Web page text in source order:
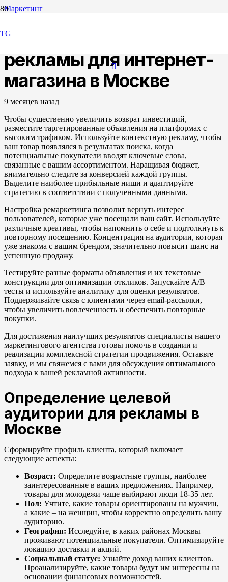
TG
Маркетинг
Масштабирование
рекламы для интернет-
магазина в Москве
9 месяцев назад
Чтобы существенно увеличить возврат инвестиций,
разместите таргетированные объявления на платформах с
высоким трафиком. Используйте контекстную рекламу, чтобы
ваш товар появлялся в результатах поиска, когда
потенциальные покупатели вводят ключевые слова,
связанные с вашим ассортиментом. Наращивая бюджет,
внимательно следите за конверсией каждой группы.
Выделите наиболее прибыльные ниши и адаптируйте
стратегию в соответствии с полученными данными.
Настройка ремаркетинга позволит вернуть интерес
пользователей, которые уже посещали ваш сайт. Используйте
различные креативы, чтобы напомнить о себе и подтолкнуть к
повторному посещению. Концентрация на аудитории, которая
уже знакома с вашим брендом, значительно повысит шанс на
успешную продажу.
Тестируйте разные форматы объявления и их текстовые
конструкции для оптимизации откликов. Запускайте A/B
тесты и используйте аналитику для оценки результатов.
Поддерживайте связь с клиентами через email-рассылки,
чтобы увеличить вовлеченность и обеспечить повторные
покупки.
Для достижения наилучших результатов специалисты нашего
маркетингового агентства готовы помочь в создании и
реализации комплексной стратегии продвижения. Оставьте
заявку, и мы свяжемся с вами для обсуждения оптимального
подхода к вашей рекламной активности.
Определение целевой
аудитории для рекламы в
Москве
Сформируйте профиль клиента, который включает
следующие аспекты:
Возраст: Определите возрастные группы, наиболее
заинтересованные в ваших предложениях. Например,
товары для молодежи чаще выбирают люди 18-35 лет.
Пол: Учтите, какие товары ориентированы на мужчин,
а какие – на женщин, чтобы корректно определить вашу
аудиторию.
География: Исследуйте, в каких районах Москвы
проживают потенциальные покупатели. Оптимизируйте
локацию доставки и акций.
Социальный статус: Узнайте доход ваших клиентов.
Проанализируйте, какие товары будут им интересны на
основании финансовых возможностей.